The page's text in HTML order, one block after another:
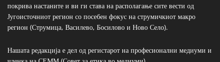
покрива настаните и ви ги става на располагање сите вести од
Југоисточниот регион со посебен фокус на струмичкиот макро
регион (Струмица, Василево, Босилово и Ново Село).
Нашата редакција е дел од регистарот на професионални медиуми и